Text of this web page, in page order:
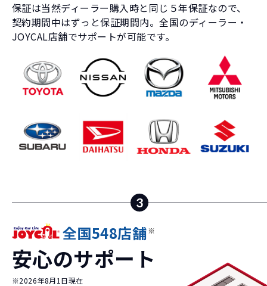
保証は当然ディーラー購入時と同じ５年保証なので、
契約期間中はずっと保証期間内。全国のディーラー・
JOYCAL店舗でサポートが可能です。
3
全国548店舗※
安心のサポート
※2026年8月1日現在